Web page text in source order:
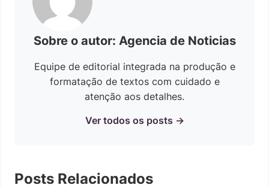
Sobre o autor: Agencia de Noticias
Equipe de editorial integrada na produção e
formatação de textos com cuidado e
atenção aos detalhes.
Ver todos os posts →
Posts Relacionados